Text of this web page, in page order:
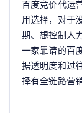
百度竞价代运
用选择，对于
期、想控制人
一家靠谱的百
据透明度和过
择有全链路营